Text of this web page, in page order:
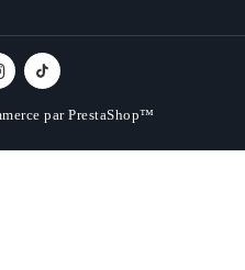
par PrestaShop™